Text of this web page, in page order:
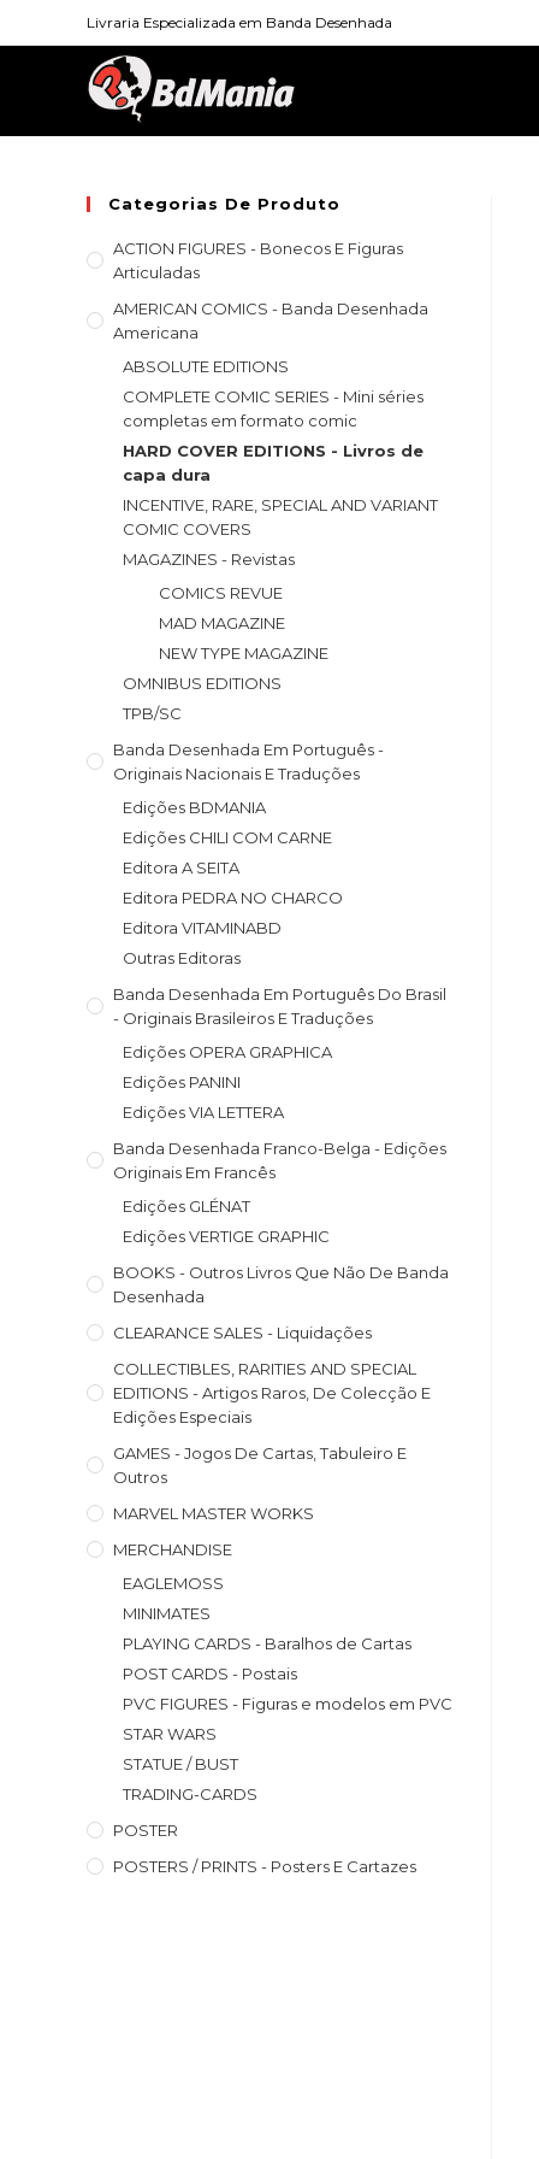
Livraria Especializada em Banda Desenhada
Categorias De Produto
ACTION FIGURES - Bonecos E Figuras
Articuladas
AMERICAN COMICS - Banda Desenhada
Americana
ABSOLUTE EDITIONS
COMPLETE COMIC SERIES - Mini séries
completas em formato comic
HARD COVER EDITIONS - Livros de
capa dura
INCENTIVE, RARE, SPECIAL AND VARIANT
COMIC COVERS
MAGAZINES - Revistas
COMICS REVUE
MAD MAGAZINE
NEW TYPE MAGAZINE
OMNIBUS EDITIONS
TPB/SC
Banda Desenhada Em Português -
Originais Nacionais E Traduções
Edições BDMANIA
Edições CHILI COM CARNE
Editora A SEITA
Editora PEDRA NO CHARCO
Editora VITAMINABD
Outras Editoras
Banda Desenhada Em Português Do Brasil
- Originais Brasileiros E Traduções
Edições OPERA GRAPHICA
Edições PANINI
Edições VIA LETTERA
Banda Desenhada Franco-Belga - Edições
Originais Em Francês
Edições GLÉNAT
Edições VERTIGE GRAPHIC
BOOKS - Outros Livros Que Não De Banda
Desenhada
CLEARANCE SALES - Liquidações
COLLECTIBLES, RARITIES AND SPECIAL
EDITIONS - Artigos Raros, De Colecção E
Edições Especiais
GAMES - Jogos De Cartas, Tabuleiro E
Outros
MARVEL MASTER WORKS
MERCHANDISE
EAGLEMOSS
MINIMATES
PLAYING CARDS - Baralhos de Cartas
POST CARDS - Postais
PVC FIGURES - Figuras e modelos em PVC
STAR WARS
STATUE / BUST
TRADING-CARDS
POSTER
POSTERS / PRINTS - Posters E Cartazes